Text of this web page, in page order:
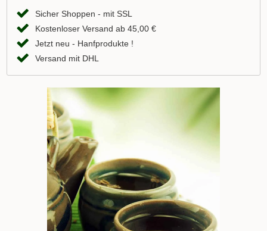
Sicher Shoppen - mit SSL
Kostenloser Versand ab 45,00 €
Jetzt neu - Hanfprodukte !
Versand mit DHL